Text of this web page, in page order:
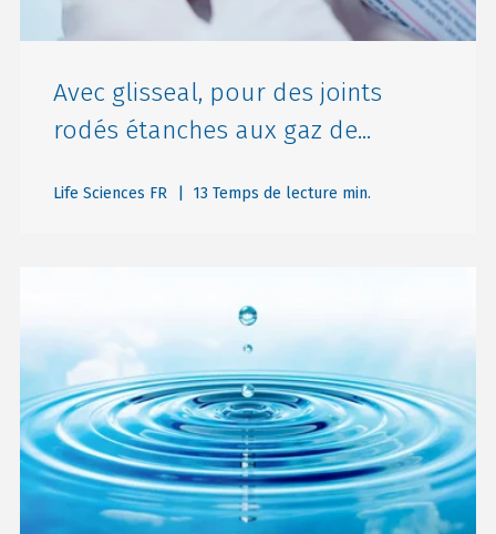
Avec glisseal, pour des joints
rodés étanches aux gaz de...
Life Sciences FR | 13 Temps de lecture min.